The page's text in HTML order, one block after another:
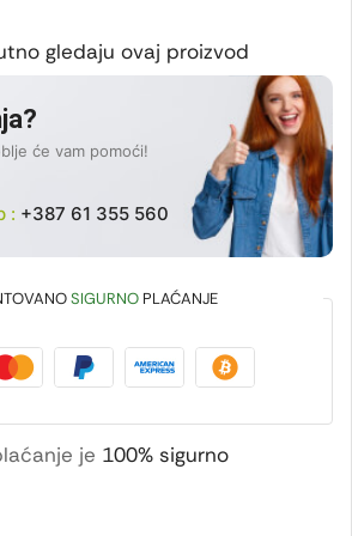
gledaju ovaj proizvod
će vam pomoći!
: +387 61 355 560
SIGURNOPLAĆANJE
je 100% sigurno